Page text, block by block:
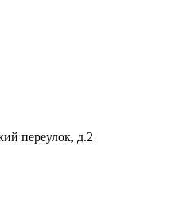
переулок, д.2